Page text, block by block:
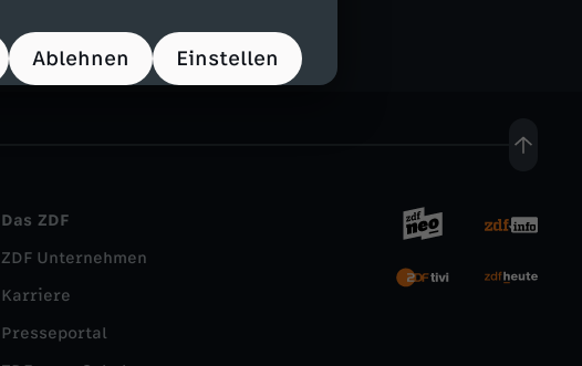
Ablehnen Einstellen
Das ZDF
ZDF Unternehmen
Karriere
Presseportal